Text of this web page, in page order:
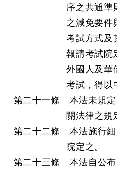
序之共通準
之減免要件
考試方式及
報請考試院
外國人及華
考試，得以
第二十一條 本法未規
關法律之規
第二十二條 本法施行
院定之。
第二十三條 本法自公布